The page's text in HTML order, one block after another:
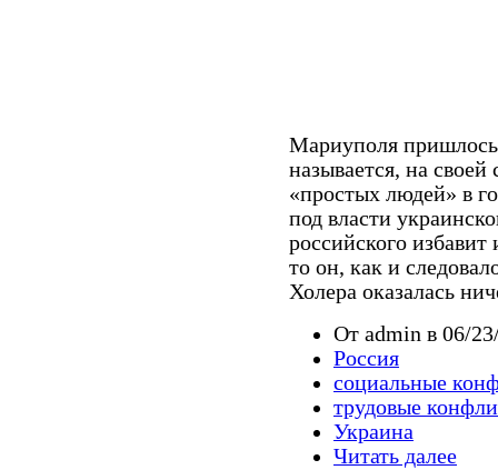
Мариуполя пришлось
называется, на
«простых людей» в
под власти
российского
то он, как и
Холера оказалась
От admin в 06/
Россия
социальные
трудовые
Украина
Читать далее